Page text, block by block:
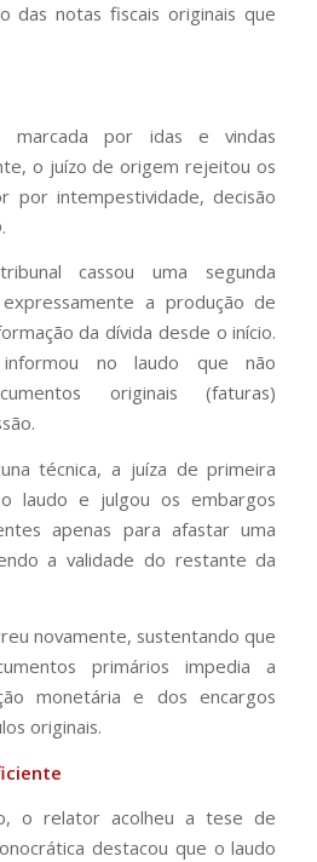
das notas fiscais originais que
marcada por idas e vindas
o juízo de origem rejeitou os
por intempestividade, decisão
cassou uma segunda
a produção de
da dívida desde o início.
no laudo que não
originais (faturas)
técnica, a juíza de primeira
laudo e julgou os embargos
apenas para afastar uma
a validade do restante da
novamente, sustentando que
primários impedia a
monetária e dos encargos
originais.
o relator acolheu a tese de
destacou que o laudo